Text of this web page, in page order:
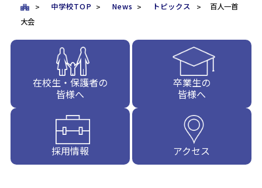
中学校TOP News トピックス
百人一首
大会
在校生・保護者の
皆様へ
卒業生の
皆様へ
採用情報 アクセス